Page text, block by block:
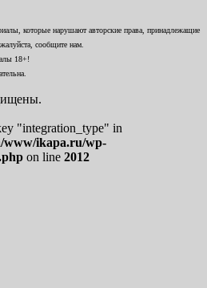
которые нарушают авторские права, принадлежащие
сообщите нам.
18+!
"integration_type" in
www/ikapa.ru/wp-
on line 2012